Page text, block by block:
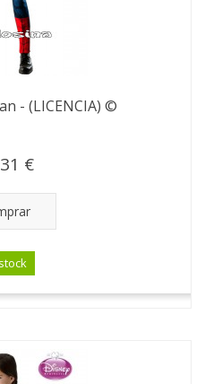
- (LICENCIA) ©
€